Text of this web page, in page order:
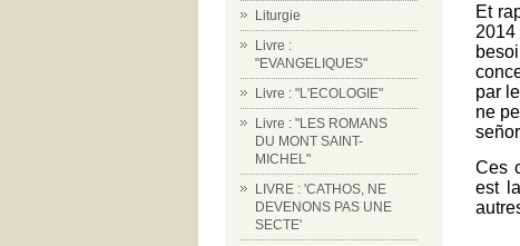
Liturgie
Livre :
"EVANGELIQUES"
Livre : "L'ECOLOGIE"
Livre : "LES ROMANS
DU MONT SAINT-
MICHEL"
LIVRE : 'CATHOS, NE
DEVENONS PAS UNE
SECTE'
Et
par
ne
Ces
est